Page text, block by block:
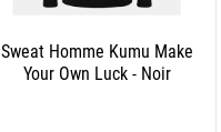
Sweat Homme Kumu Make
Your Own Luck - Noir